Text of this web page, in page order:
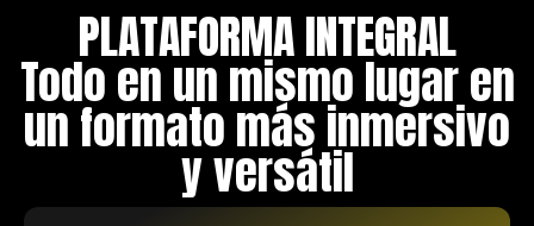
PLATAFORMA INTEGRAL
Todo en un mismo lugar en
un formato más inmersivo
y versátil